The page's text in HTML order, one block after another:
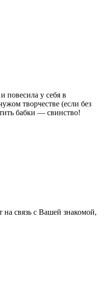
повесила у себя в
творчестве (если без
бабки — свинство!
связь с Вашей знакомой,